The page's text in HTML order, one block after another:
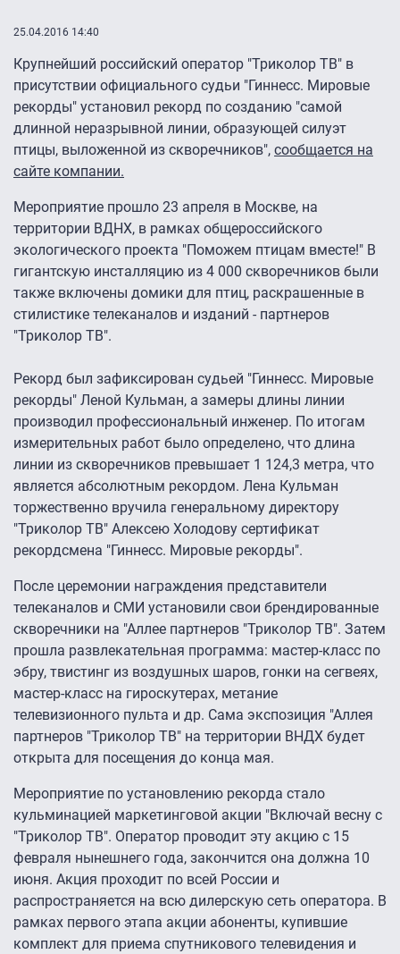
25.04.2016 14:40
Крупнейший российский оператор "Триколор ТВ" в
присутствии официального судьи "Гиннесс. Мировые
рекорды" установил рекорд по созданию "самой
длинной неразрывной линии, образующей силуэт
птицы, выложенной из скворечников", сообщается на
сайте компании.
Мероприятие прошло 23 апреля в Москве, на
территории ВДНХ, в рамках общероссийского
экологического проекта "Поможем птицам вместе!" В
гигантскую инсталляцию из 4 000 скворечников были
также включены домики для птиц, раскрашенные в
стилистике телеканалов и изданий - партнеров
"Триколор ТВ".
Рекорд был зафиксирован судьей "Гиннесс. Мировые
рекорды" Леной Кульман, а замеры длины линии
производил профессиональный инженер. По итогам
измерительных работ было определено, что длина
линии из скворечников превышает 1 124,3 метра, что
является абсолютным рекордом. Лена Кульман
торжественно вручила генеральному директору
"Триколор ТВ" Алексею Холодову сертификат
рекордсмена "Гиннесс. Мировые рекорды".
После церемонии награждения представители
телеканалов и СМИ установили свои брендированные
скворечники на "Аллее партнеров "Триколор ТВ". Затем
прошла развлекательная программа: мастер-класс по
эбру, твистинг из воздушных шаров, гонки на сегвеях,
мастер-класс на гироскутерах, метание
телевизионного пульта и др. Сама экспозиция "Аллея
партнеров "Триколор ТВ" на территории ВНДХ будет
открыта для посещения до конца мая.
Мероприятие по установлению рекорда стало
кульминацией маркетинговой акции "Включай весну с
"Триколор ТВ". Оператор проводит эту акцию с 15
февраля нынешнего года, закончится она должна 10
июня. Акция проходит по всей России и
распространяется на всю дилерскую сеть оператора. В
рамках первого этапа акции абоненты, купившие
комплект для приема спутникового телевидения и